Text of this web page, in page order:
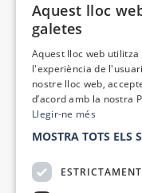
Aquest lloc
galetes
Aquest lloc web
l'experiència de
nostre lloc web,
d’acord amb la nostra
Llegir-ne més
MOSTRA TOTS ELS